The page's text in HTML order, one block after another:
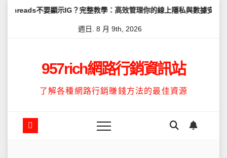
IG？完整教學：高效管理你的線上隱私與數據安全 怎麼讓
週日. 8 月 9th, 2026
957rich網路行銷資訊站
了解各種網路行銷賺錢方法的最佳資源